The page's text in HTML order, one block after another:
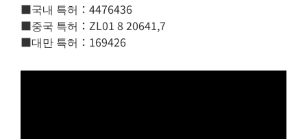
■국내 특허：4476436
■중국 특허：ZL01 8 20641,7
■대만 특허：169426